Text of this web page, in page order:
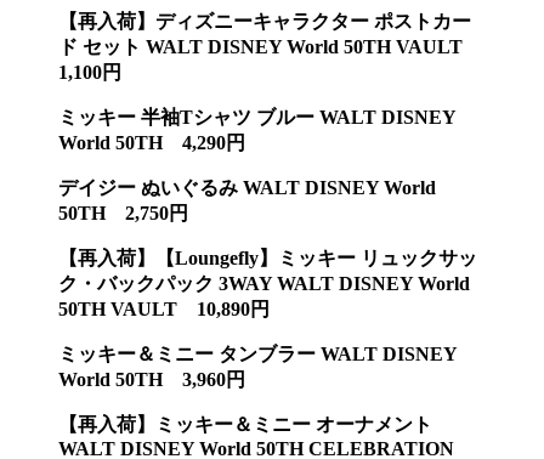
【再入荷】ディズニーキャラクター ポストカー
ド セット WALT DISNEY World 50TH VAULT
1,100円
ミッキー 半袖Tシャツ ブルー WALT DISNEY
World 50TH 4,290円
デイジー ぬいぐるみ WALT DISNEY World
50TH 2,750円
【再入荷】【Loungefly】ミッキー リュックサッ
ク・バックパック 3WAY WALT DISNEY World
50TH VAULT 10,890円
ミッキー＆ミニー タンブラー WALT DISNEY
World 50TH 3,960円
【再入荷】ミッキー＆ミニー オーナメント
WALT DISNEY World 50TH CELEBRATION